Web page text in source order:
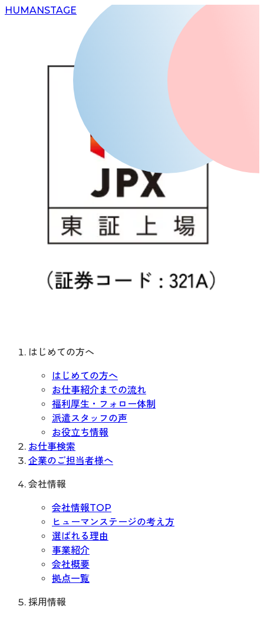
HUMANSTAGE
はじめての方へ
はじめての方へ
お仕事紹介までの流れ
福利厚生・フォロー体制
派遣スタッフの声
お役立ち情報
お仕事検索
企業のご担当者様へ
会社情報
会社情報TOP
ヒューマンステージの考え方
選ばれる理由
事業紹介
会社概要
拠点一覧
採用情報